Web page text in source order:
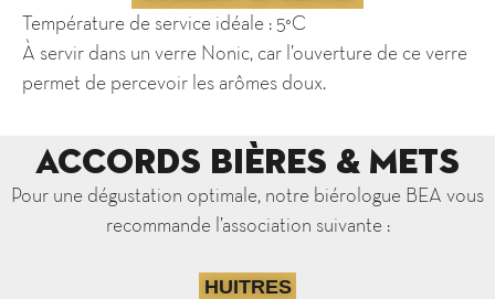
Température de service idéale : 5°C
À servir dans un verre Nonic, car l’ouverture de ce verre
permet de percevoir les arômes doux.
Accords Bières & Mets
Pour une dégustation optimale, notre biérologue BEA vous
recommande l’association suivante :
HUITRES